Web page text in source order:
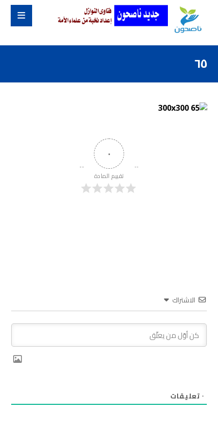
٦٥
٠
تقييم المادة
الاشتراك
٠ تعليقات